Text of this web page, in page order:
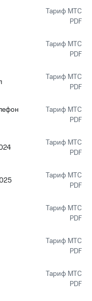
Тариф МТС
PDF
Тариф МТС
PDF
Тариф МТС
PDF
Тариф МТС
PDF
Тариф МТС
PDF
Тариф МТС
PDF
Тариф МТС
PDF
Тариф МТС
PDF
Тариф МТС
PDF